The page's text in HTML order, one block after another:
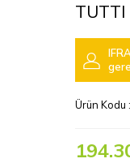
TUTTI
Ürün Kodu :